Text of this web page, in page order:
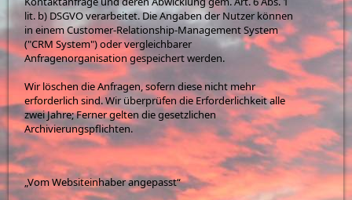
lit. b) DSGVO verarbeitet. Die Angaben der Nutzer können
in einem Customer-Relationship-Management System
("CRM System") oder vergleichbarer
Anfragenorganisation gespeichert werden.
Wir löschen die Anfragen, sofern diese nicht mehr
erforderlich sind. Wir überprüfen die Erforderlichkeit alle
zwei Jahre; Ferner gelten die gesetzlichen
Archivierungspflichten.
„Vom Websiteinhaber angepasst“